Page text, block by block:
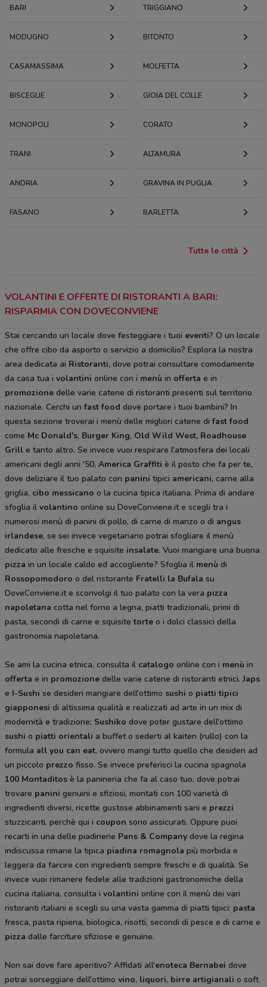
BARI TRIGGIANO
MODUGNO BITONTO
CASAMASSIMA MOLFETTA
BISCEGLIE GIOIA DEL COLLE
MONOPOLI CORATO
TRANI ALTAMURA
ANDRIA GRAVINA IN PUGLIA
FASANO BARLETTA
Tutte le città
VOLANTINI E OFFERTE DI RISTORANTI A BARI:
RISPARMIA CON DOVECONVIENE
Stai cercando un locale dove festeggiare i tuoi eventi? O un locale
che offre cibo da asporto o servizio a domicilio? Esplora la nostra
area dedicata ai Ristoranti, dove potrai consultare comodamente
da casa tua i volantini online con i menù in offerta e in
promozione delle varie catene di ristoranti presenti sul territorio
nazionale. Cerchi unfast food dove portare i tuoi bambini? In
questa sezione troverai i menù delle migliori catene difast food
come Mc Donald's, Burger King, Old Wild West, Roadhouse
Grill e tanto altro. Se invece vuoi respirare l'atmosfera dei locali
americani degli anni '50, America Graffiti è il posto che fa per te,
dove deliziare il tuo palato con panini tipici americani, carne alla
griglia, cibo messicano o la cucina tipica italiana. Prima di andare
sfoglia il volantino online su DoveConviene.it e scegli tra i
numerosi menù di panini di pollo, di carne di manzo o di angus
irlandese, se sei invece vegetariano potrai sfogliare il menù
dedicato alle fresche e squisite insalate. Vuoi mangiare una buona
pizza in un locale caldo ed accogliente? Sfoglia il menù di
Rossopomodoro o del ristorante Fratelli la Bufala su
DoveConviene.it e sconvolgi il tuo palato con la vera pizza
napoletana cotta nel forno a legna, piatti tradizionali, primi di
pasta, secondi di carne e squisitetorte o i dolci classici della
gastronomia napoletana.
Se ami la cucina etnica, consulta il catalogo online con i menù in
offerta e in promozione delle varie catene di ristoranti etnici.Japs
e I-Sushi se desideri mangiare dell'ottimo sushi o piatti tipici
giapponesi di altissima qualità e realizzati ad arte in un mix di
modernità e tradizione; Sushiko dove poter gustare dell'ottimo
sushi o piatti orientali a buffet o sederti al kaiten (rullo) con la
formula all you can eat, ovvero mangi tutto quello che desideri ad
un piccolo prezzo fisso. Se invece preferisci la cucina spagnola
100 Montaditos è la panineria che fa al caso tuo, dove potrai
trovare panini genuini e sfiziosi, montati con 100 varietà di
ingredienti diversi, ricette gustose abbinamenti sani e prezzi
stuzzicanti, perchè qui i coupon sono assicurati. Oppure puoi
recarti in una delle piadinerie Pans & Company dove la regina
indiscussa rimane la tipica piadina romagnola più morbida e
leggera da farcire con ingredienti sempre freschi e di qualità. Se
invece vuoi rimanere fedele alle tradizioni gastronomiche della
cucina italiana, consulta i volantini online con il menù dei vari
ristoranti italiani e scegli su una vasta gamma di piatti tipici: pasta
fresca, pasta ripiena, biologica, risotti, secondi di pesce e di carne e
pizza dalle farciture sfiziose e genuine.
Non sai dove fare aperitivo? Affidati all'enoteca Bernabei dove
potrai sorseggiare dell'ottimo vino, liquori, birre artigianali o soft